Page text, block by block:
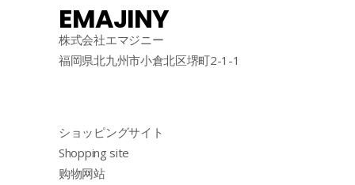
EMAJINY
株式会社エマジニー
福岡県北九州市小倉北区堺町2-1-1
ショッピングサイト
Shopping site
购物网站